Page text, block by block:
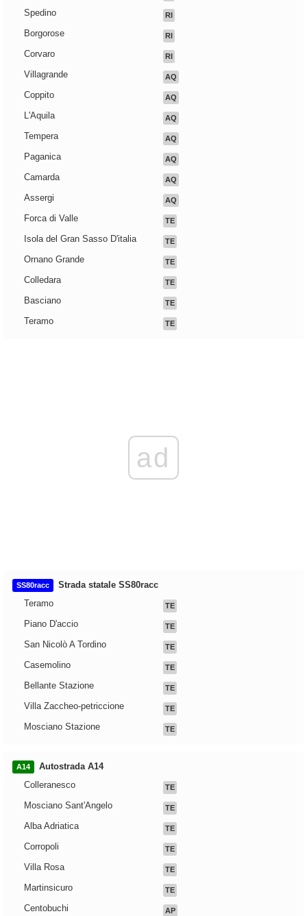
Spedino RI
Borgorose RI
Corvaro RI
Villagrande AQ
Coppito AQ
L'Aquila AQ
Tempera AQ
Paganica AQ
Camarda AQ
Assergi AQ
Forca di Valle TE
Isola del Gran Sasso D'italia TE
Ornano Grande TE
Colledara TE
Basciano TE
Teramo TE
ad
SS80racc
Strada statale SS80racc
Teramo
TE
Piano D'accio TE
San Nicolò A Tordino TE
Casemolino TE
Bellante Stazione TE
Villa Zaccheo-petriccione TE
Mosciano Stazione TE
A14
Autostrada A14
Colleranesco
TE
Mosciano Sant'Angelo TE
Alba Adriatica TE
Corropoli TE
Villa Rosa TE
Martinsicuro TE
Centobuchi AP